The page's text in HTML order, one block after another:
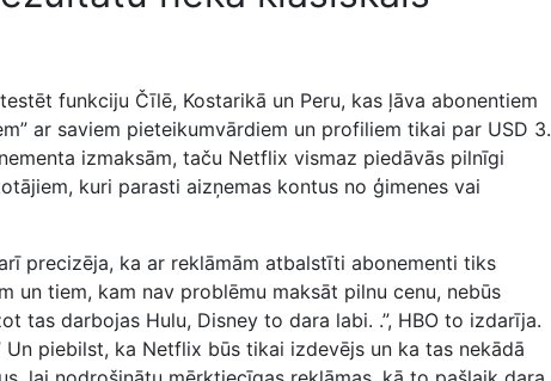
funkciju Čīlē, Kostarikā un Peru, kas ļāva abonentiem
ar saviem pieteikumvārdiem un profiliem tikai par USD 3.
izmaksām, taču Netflix vismaz piedāvās pilnīgi
kuri parasti aizņemas kontus no ģimenes vai
precizēja, ka ar reklāmām atbalstīti abonementi tiks
un tiem, kam nav problēmu maksāt pilnu cenu, nebūs
tas darbojas Hulu, Disney to dara labi. .”, HBO to izdarīja.
Un piebilst, ka Netflix būs tikai izdevējs un ka tas nekādā